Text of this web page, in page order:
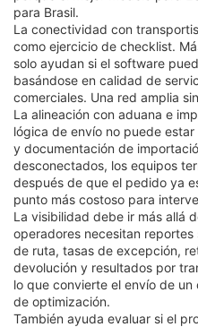
para Brasil.
La conectividad con
como ejercicio de checklist.
solo ayudan si el software
basándose en calidad de
comerciales. Una red amplia
La alineación con aduana e
lógica de envío no puede
y documentación de
desconectados, los equipos
después de que el pedido ya
punto más costoso para
La visibilidad debe ir más allá
operadores necesitan
de ruta, tasas de excepción,
devolución y resultados por
lo que convierte el envío de
de optimización.
También ayuda evaluar si el